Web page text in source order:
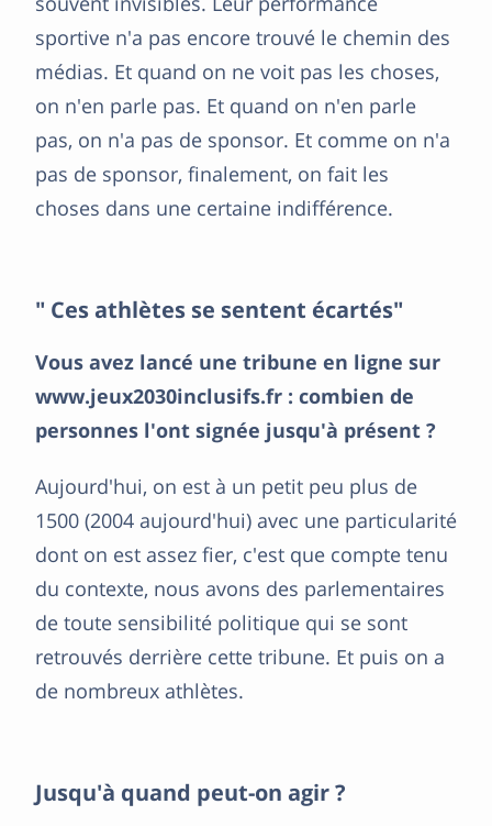
sportive n'a pas encore trouvé le chemin des
médias. Et quand on ne voit pas les choses,
on n'en parle pas. Et quand on n'en parle
pas, on n'a pas de sponsor. Et comme on n'a
pas de sponsor, finalement, on fait les
choses dans une certaine indifférence.
" Ces athlètes se sentent écartés"
Vous avez lancé une tribune en ligne sur
www.jeux2030inclusifs.fr : combien de
personnes l'ont signée jusqu'à présent ?
Aujourd'hui, on est à un petit peu plus de
1500 (2004 aujourd'hui) avec une particularité
dont on est assez fier, c'est que compte tenu
du contexte, nous avons des parlementaires
de toute sensibilité politique qui se sont
retrouvés derrière cette tribune. Et puis on a
de nombreux athlètes.
Jusqu'à quand peut-on agir ?